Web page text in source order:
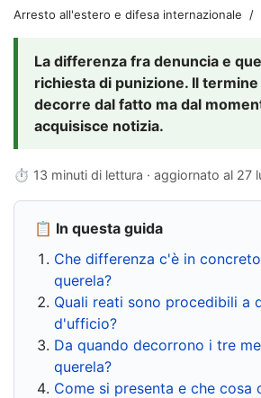
Arresto all'estero e difesa internazionale
La differenza fra denuncia e
richiesta di punizione. Il
decorre dal fatto ma dal
acquisisce notizia.
⏱ 13 minuti di lettura · aggiornato al 27
📋 In questa guida
Che differenza c'è in
querela?
Quali reati sono procedibili a
d'ufficio?
Da quando decorrono i tre
querela?
Come si presenta e che cosa